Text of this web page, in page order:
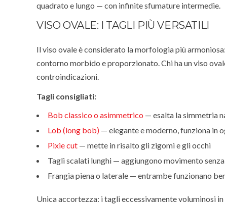
quadrato e lungo — con infinite sfumature intermedie.
VISO OVALE: I TAGLI PIÙ VERSATILI
Il viso ovale è considerato la morfologia più
contorno morbido e proporzionato. Chi ha un viso
controindicazioni.
Tagli consigliati:
Bob classico o asimmetrico — esalta la simmetria
Lob (long bob) — elegante e moderno, funziona in
Pixie cut — mette in risalto gli zigomi e gli occhi
Tagli scalati lunghi — aggiungono movimento
Frangia piena o laterale — entrambe funzionano
Unica accortezza: i tagli eccessivamente voluminosi